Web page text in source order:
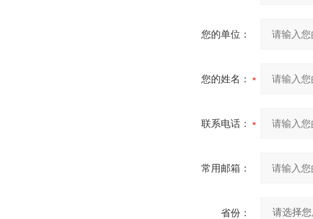
您的单位：
您的姓名：
联系电话：
常用邮箱：
省份：